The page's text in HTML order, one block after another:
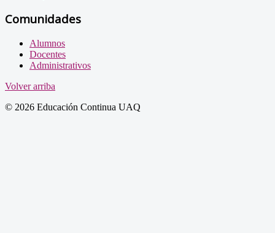
Comunidades
Alumnos
Docentes
Administrativos
Volver arriba
© 2026 Educación Continua UAQ